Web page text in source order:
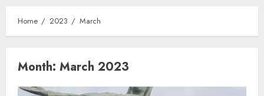
Home 2023 March
Month: March 2023